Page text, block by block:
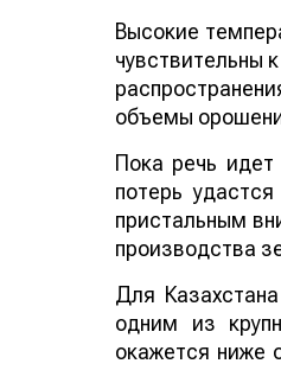
Высокие
чувствительны
объемы
Пока речь
потерь
пристальным
производства
Для
одним из
окажется ниже